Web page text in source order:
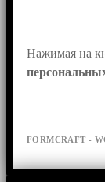
FORMCRAFT -